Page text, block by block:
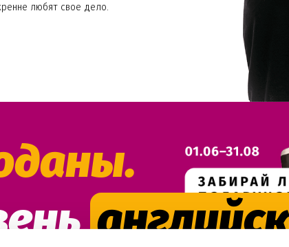
любят свое дело.
так и есть! 😉
наших студентов с
в онлайн-школу Friends Online